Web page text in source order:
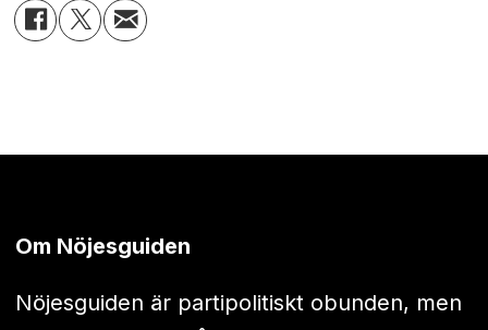
Om Nöjesguiden
Nöjesguiden är partipolitiskt obunden, men